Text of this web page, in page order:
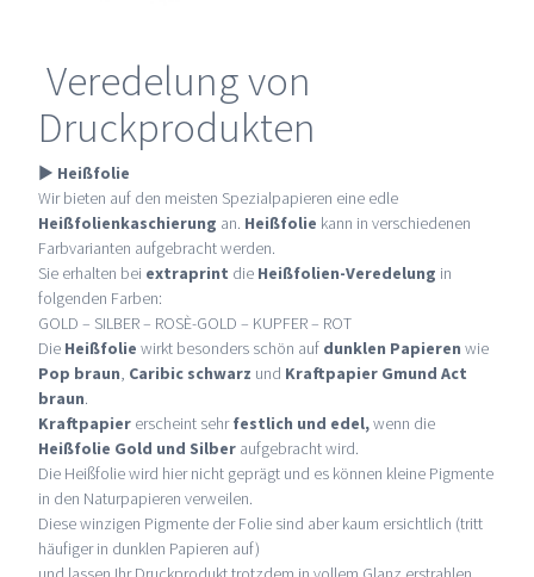
Veredelung von
Druckprodukten
► Heißfolie
Wir bieten auf den meisten Spezialpapieren eine edle
Heißfolienkaschierung an. Heißfolie kann in verschiedenen
Farbvarianten aufgebracht werden.
Sie erhalten bei extraprint die Heißfolien-Veredelung in
folgenden Farben:
GOLD – SILBER – ROSÈ-GOLD – KUPFER – ROT
Die Heißfolie wirkt besonders schön auf dunklen Papieren wie
Pop braun, Caribic schwarz und Kraftpapier Gmund Act
braun.
Kraftpapier erscheint sehrfestlich und edel,wenn die
Heißfolie Gold und Silber aufgebracht wird.
Die Heißfolie wird hier nicht geprägt und es können kleine Pigmente
in den Naturpapieren verweilen.
Diese winzigen Pigmente der Folie sind aber kaum ersichtlich (tritt
häufiger in dunklen Papieren auf)